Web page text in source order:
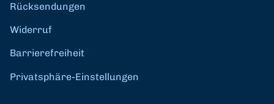
Rücksendungen
Widerruf
Barrierefreiheit
Privatsphäre-Einstellungen